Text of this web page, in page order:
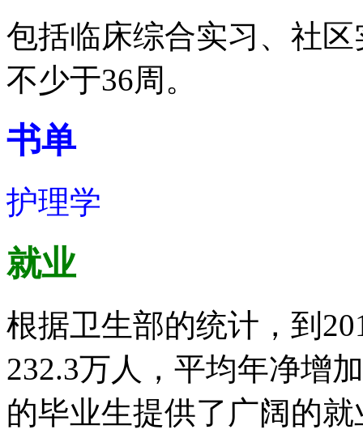
包括临床综合实习、社
不少于36周。
书单
护理学
就业
根据卫生部的统计，到
232.3万人，平均年净增
的毕业生提供了广阔的